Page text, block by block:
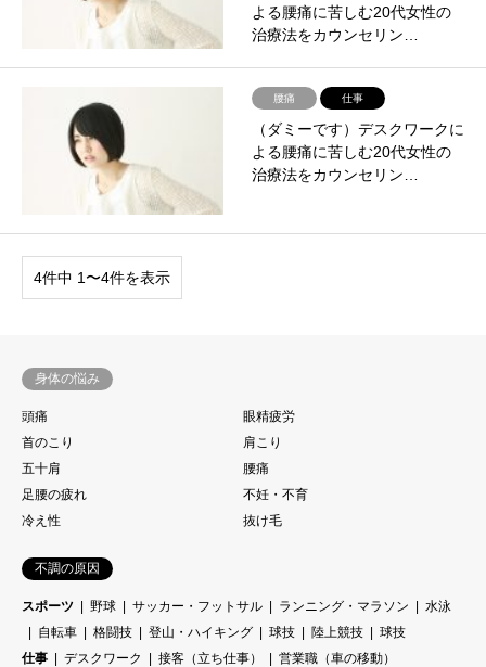
よる腰痛に苦しむ20代女性の
治療法をカウンセリン…
腰痛 仕事
（ダミーです）デスクワークに
よる腰痛に苦しむ20代女性の
治療法をカウンセリン…
4件中 1〜4件を表示
身体の悩み
頭痛
眼精疲労
首のこり
肩こり
五十肩
腰痛
足腰の疲れ
不妊・不育
冷え性
抜け毛
不調の原因
スポーツ 野球 サッカー・フットサル ランニング・マラソン
水泳
自転車
格闘技 登山・ハイキング 球技 陸上競技
球技
仕事
デスクワーク 接客（立ち仕事） 営業職（車の移動）